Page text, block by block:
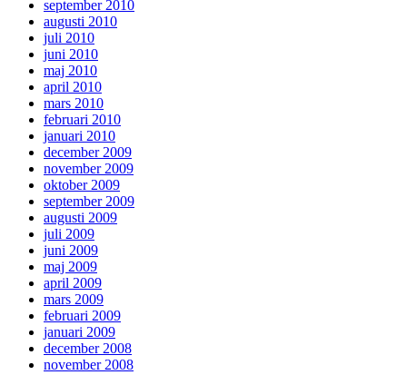
september 2010
augusti 2010
juli 2010
juni 2010
maj 2010
april 2010
mars 2010
februari 2010
januari 2010
december 2009
november 2009
oktober 2009
september 2009
augusti 2009
juli 2009
juni 2009
maj 2009
april 2009
mars 2009
februari 2009
januari 2009
december 2008
november 2008